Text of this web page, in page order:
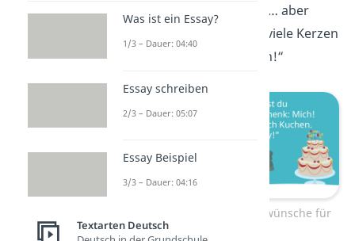
deinen
… aber
vergisst gerne, wie viele Kerzen
auf der Torte stehen!“
Lustige Geburtstagswünsche für
Was ist ein Essay?
1/3 – Dauer: 04:40
Essay schreiben
2/3 – Dauer: 05:07
Essay Beispiel
3/3 – Dauer: 04:16
Textarten Deutsch